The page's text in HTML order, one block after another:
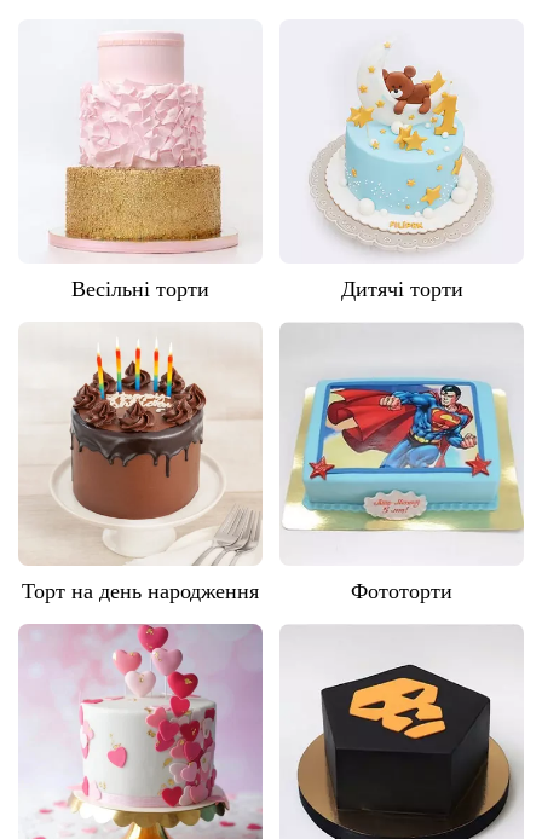
Весільні торти Дитячі торти
Торт на день народження Фототорти